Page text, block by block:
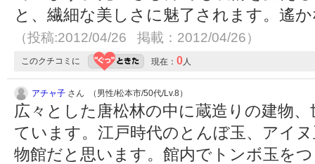
と、繊細な美しさに魅了されます。遙
（投稿:2012/04/26 掲載：2012/04/26）
このクチコミに 現在： 0人
アチャ子 さん （男性/松本市/50代/Lv.8）
広々とした唐松林の中に蔵造りの建物
ています。江戸時代のとんぼ玉、アイ
物館だと思います。館内でトンボ玉を